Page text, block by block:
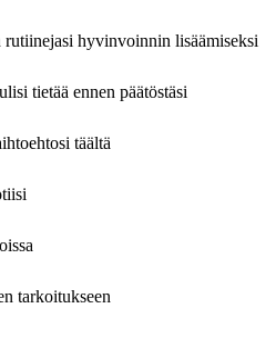
rutiinejasi hyvinvoinnin lisäämiseksi
tietää ennen päätöstäsi
täältä
tarkoitukseen